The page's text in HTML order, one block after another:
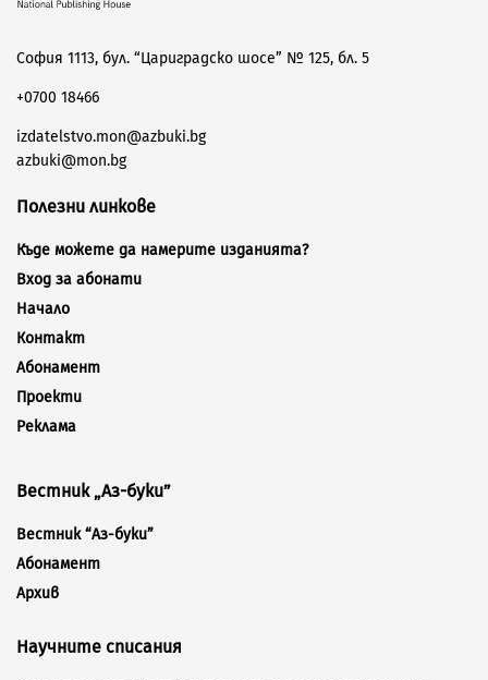
София 1113, бул. “Цариградско шосе” № 125, бл. 5
+0700 18466
izdatelstvo.mon@azbuki.bg
azbuki@mon.bg
Полезни линкове
Къде можете да намерите изданията?
Вход за абонати
Начало
Контакт
Абонамент
Проекти
Реклама
Вестник „Аз-буки”
Вестник “Аз-буки”
Абонамент
Архив
Научните списания